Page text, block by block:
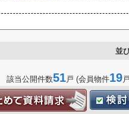
並
該当公開件数51戸 (会員物件19